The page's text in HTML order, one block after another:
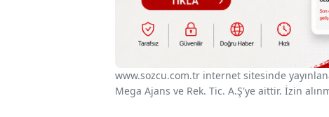
www.sozcu.com.tr internet sitesinde
Mega Ajans ve Rek. Tic. A.Ş'ye aittir. İzin